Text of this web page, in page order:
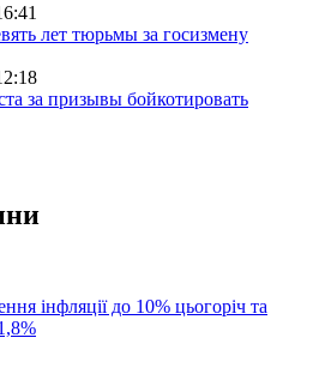
лет тюрьмы за госизмену
за призывы бойкотировать
інфляції до 10% цьогоріч та